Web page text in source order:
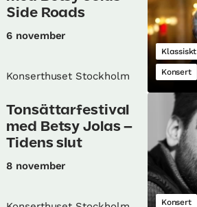
Side Roads
6 november
Konserthuset Stockholm
Klassiskt
Konsert
Tonsättarfestival
med Betsy Jolas –
Tidens slut
8 november
Konsert